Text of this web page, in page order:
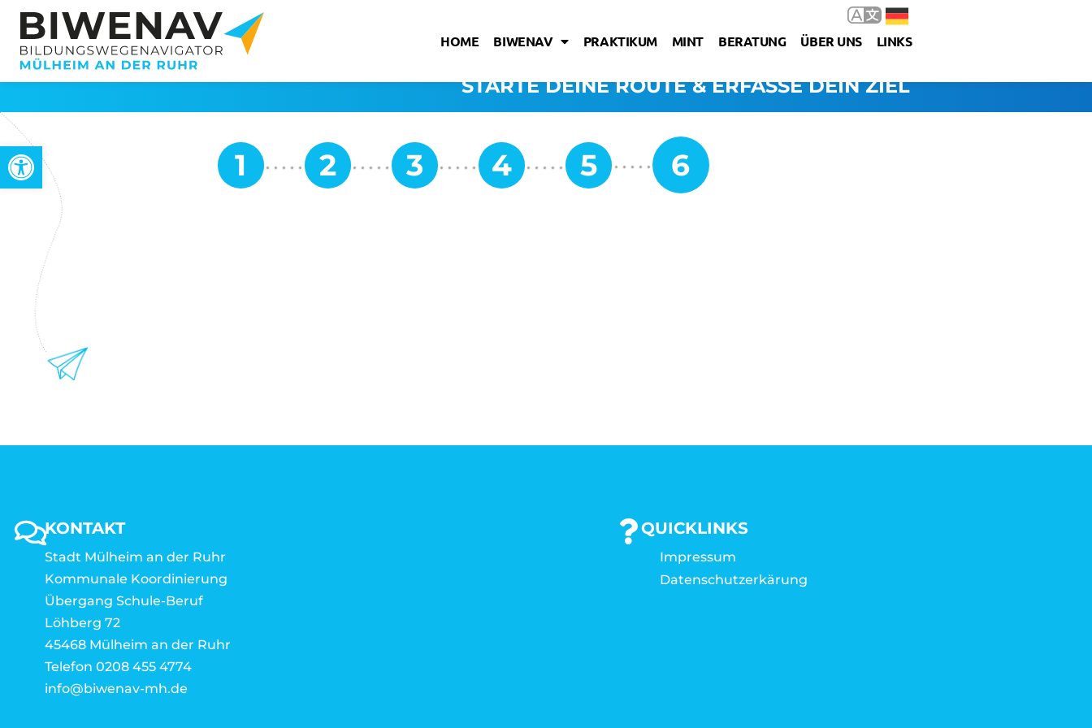
Open toolbar
HOME BIWENAV PRAKTIKUM MINT BERATUNG ÜBER UNS LINKS
STARTE DEINE ROUTE & ERFASSE DEIN ZIEL
KONTAKT
Stadt Mülheim an der Ruhr
Kommunale Koordinierung
Übergang Schule-Beruf
Löhberg 72
45468 Mülheim an der Ruhr
Telefon 0208 455 4774
info@biwenav-mh.de
QUICKLINKS
Impressum
Datenschutzerkärung